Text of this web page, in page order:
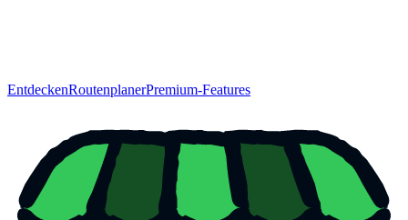
EntdeckenRoutenplanerPremium-Features